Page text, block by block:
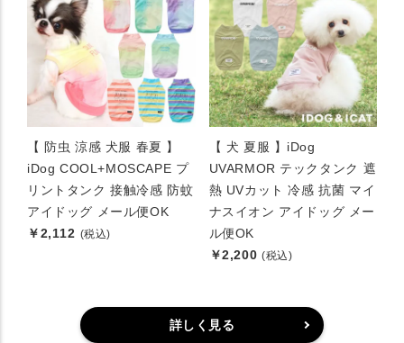
【 防虫 涼感 犬服 春夏 】
iDog COOL+MOSCAPE プ
リントタンク 接触冷感 防蚊
アイドッグ メール便OK
￥2,112 (税込)
【 犬 夏服 】iDog
UVARMOR テックタンク 遮
熱 UVカット 冷感 抗菌 マイ
ナスイオン アイドッグ メー
ル便OK
￥2,200 (税込)
詳しく見る